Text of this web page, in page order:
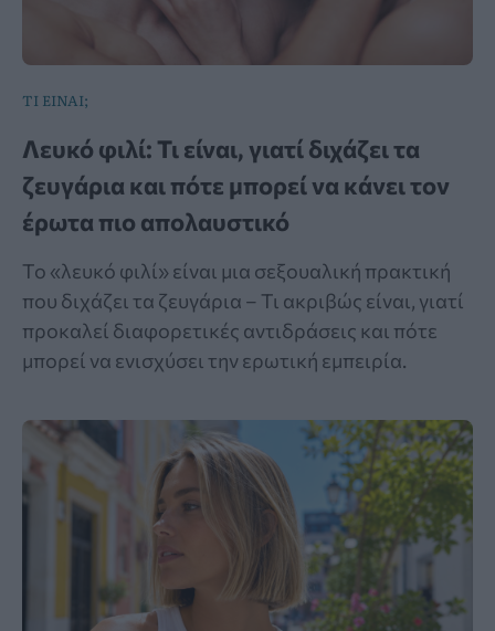
ΤΙ ΕΙΝΑΙ;
Λευκό φιλί: Τι είναι, γιατί διχάζει τα
ζευγάρια και πότε μπορεί να κάνει τον
έρωτα πιο απολαυστικό
Το «λευκό φιλί» είναι μια σεξουαλική πρακτική
που διχάζει τα ζευγάρια – Τι ακριβώς είναι, γιατί
προκαλεί διαφορετικές αντιδράσεις και πότε
μπορεί να ενισχύσει την ερωτική εμπειρία.